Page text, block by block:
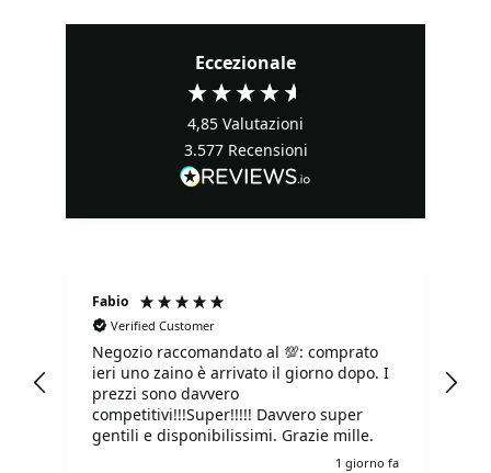
Eccezionale
4,85 Valutazioni
3.577 Recensioni
Fabio
Verified Customer
Negozio raccomandato al 💯: comprato
ieri uno zaino è arrivato il giorno dopo. I
prezzi sono davvero
competitivi!!!Super!!!!! Davvero super
gentili e disponibilissimi. Grazie mille.
1 giorno fa